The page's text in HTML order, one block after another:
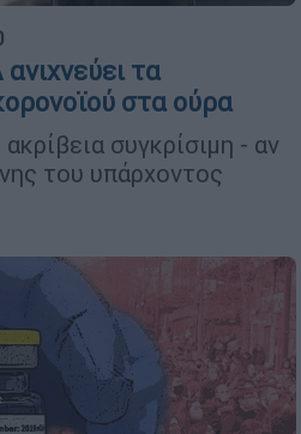
τα
στα ούρα
συγκρίσιμη - αν
του υπάρχοντος